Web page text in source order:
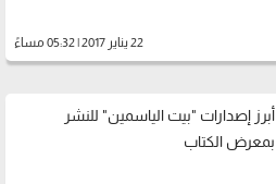
22 يناير 2017 | 05:32 مساءً
أبرز إصدارات "بيت الياسمين" للنشر
بمعرض الكتاب